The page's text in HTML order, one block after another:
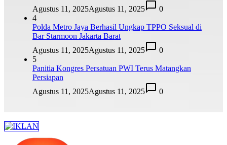
Agustus 11, 2025Agustus 11, 2025
0
4
Polda Metro Jaya Berhasil Ungkap TPPO Seksual di
Bar Starmoon Jakarta Barat
Agustus 11, 2025Agustus 11, 2025
0
5
Panitia Kongres Persatuan PWI Terus Matangkan
Persiapan
Agustus 11, 2025Agustus 11, 2025 0